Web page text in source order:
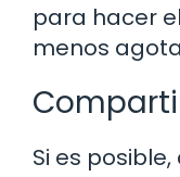
para hacer
menos
Si es